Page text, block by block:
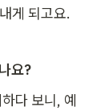
게 되고요.
요?
다 보니, 예